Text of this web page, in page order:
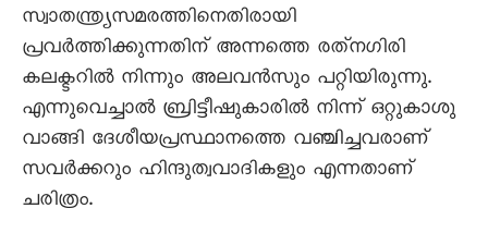
സ്വാതന്ത്ര്യസമരത്തിനെതിരായി
പ്രവർത്തിക്കുന്നതിന് അന്നത്തെ രത്‌നഗിരി
കലക്ടറിൽ നിന്നും അലവൻസും പറ്റിയിരുന്നു.
എന്നുവെച്ചാൽ ബ്രിട്ടീഷുകാരിൽ നിന്ന് ഒറ്റുകാശു
വാങ്ങി ദേശീയപ്രസ്ഥാനത്തെ വഞ്ചിച്ചവരാണ്
സവർക്കറും ഹിന്ദുത്വവാദികളും എന്നതാണ്
ചരിത്രം.